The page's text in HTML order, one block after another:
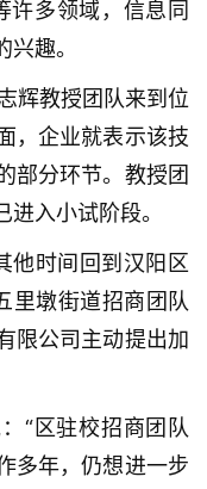
许多领域，信息同
趣。
辉教授团队来到位
，企业就表示该技
部分环节。教授团
入小试阶段。
他时间回到汉阳区
里墩街道招商团队
限公司主动提出加
“区驻校招商团队
多年，仍想进一步